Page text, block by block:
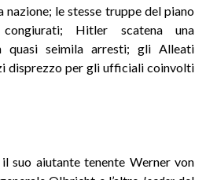
le stesse truppe del piano
Hitler scatena una
quasi seimila arresti; gli Alleati
disprezzo per gli ufficiali coinvolti
suo aiutante tenente Werner von